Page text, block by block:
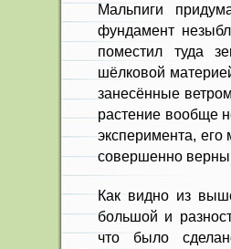
Мальпиги
фундамент
поместил туда
шёлковой
занесённые
растение вообще
эксперимента,
совершенно
Как видно из
большой и
что было